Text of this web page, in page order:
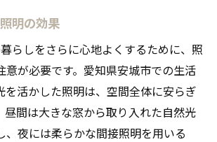
明の効果
らしをさらに心地よくするために、照
意が必要です。愛知県安城市での生活
を活かした照明は、空間全体に安らぎ
昼間は大きな窓から取り入れた自然光
、夜には柔らかな間接照明を用いる